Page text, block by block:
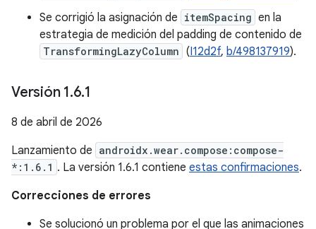
Se corrigió la asignación de itemSpacing en la
estrategia de medición del padding de contenido de
TransformingLazyColumn (I12d2f, b/498137919).
Versión 1.6.1
8 de abril de 2026
Lanzamiento de androidx.wear.compose:compose-
*:1.6.1 . La versión 1.6.1 contiene estas confirmaciones.
Correcciones de errores
Se solucionó un problema por el que las animaciones